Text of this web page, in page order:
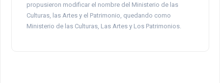
propusieron modificar el nombre del Ministerio de las
Culturas, las Artes y el Patrimonio, quedando como
Ministerio de las Culturas, Las Artes y Los Patrimonios.